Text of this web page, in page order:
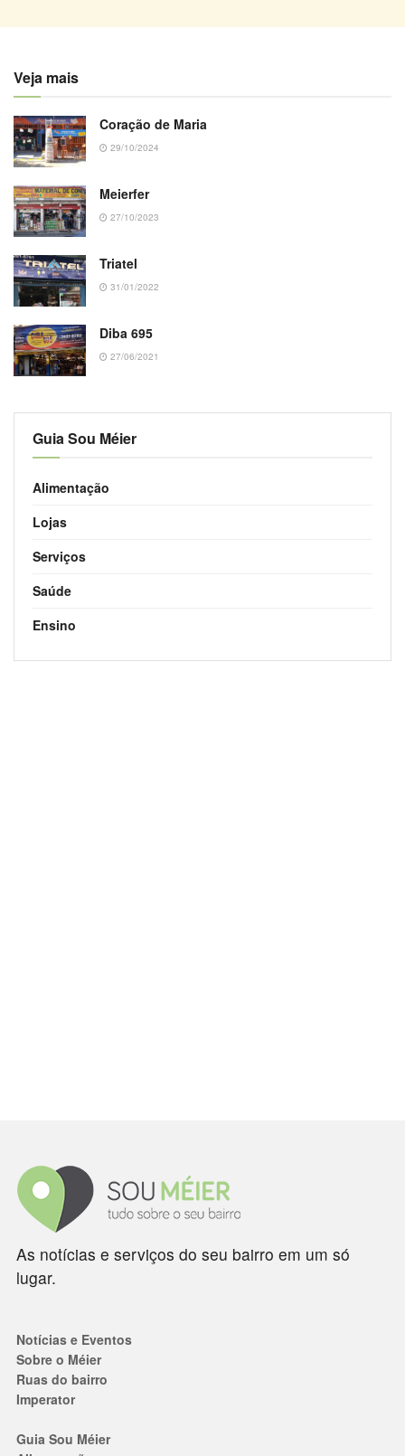
Veja mais
Coração de Maria
29/10/2024
Meierfer
27/10/2023
Triatel
31/01/2022
Diba 695
27/06/2021
Guia Sou Méier
Alimentação
Lojas
Serviços
Saúde
Ensino
As notícias e serviços do seu bairro em um só
lugar.
Notícias e Eventos
Sobre o Méier
Ruas do bairro
Imperator
Guia Sou Méier